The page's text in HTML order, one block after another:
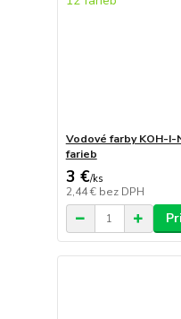
Vodové farby KOH-I-
farieb
3 €/ks
2,44 € bez DPH